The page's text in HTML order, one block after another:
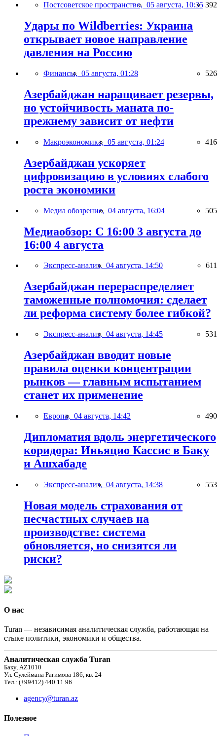
Постсоветское пространство, 05 августа, 10:35 392
Удары по Wildberries: Украина
открывает новое направление
давления на Россию
Финансы, 05 августа, 01:28 526
Азербайджан наращивает резервы,
но устойчивость маната по-
прежнему зависит от нефти
Макроэкономика, 05 августа, 01:24 416
Азербайджан ускоряет
цифровизацию в условиях слабого
роста экономики
Медиа обозрение, 04 августа, 16:04 505
Медиаобзор: С 16:00 3 августа до
16:00 4 августа
Экспресс-анализ, 04 августа, 14:50 611
Азербайджан перераспределяет
таможенные полномочия: сделает
ли реформа систему более гибкой?
Экспресс-анализ, 04 августа, 14:45 531
Азербайджан вводит новые
правила оценки концентрации
рынков — главным испытанием
станет их применение
Европа, 04 августа, 14:42 490
Дипломатия вдоль энергетического
коридора: Иньяцио Кассис в Баку
и Ашхабаде
Экспресс-анализ, 04 августа, 14:38 553
Новая модель страхования от
несчастных случаев на
производстве: система
обновляется, но снизятся ли
риски?
О нас
Turan — независимая аналитическая служба, работающая на
стыке политики, экономики и общества.
Аналитическая служба Turan
Баку, AZ1010
Ул. Сулеймана Рагимова 186, кв. 24
Тел.: (+99412) 440 11 96
agency@turan.az
Полезное